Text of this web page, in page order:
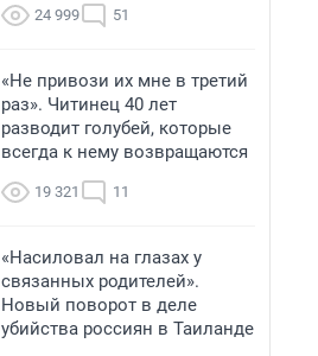
24 999 51
«Не привози их мне в третий
раз». Читинец 40 лет
разводит голубей, которые
всегда к нему возвращаются
19 321 11
«Насиловал на глазах у
связанных родителей».
Новый поворот в деле
убийства россиян в Таиланде